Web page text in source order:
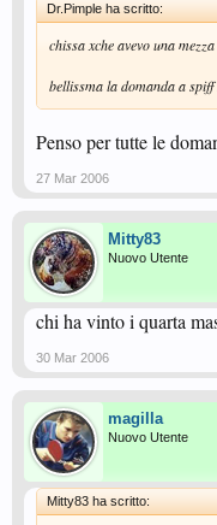
Dr.Pimple ha scritto:
chissa xche avevo una
bellissma la domanda a
Penso per tutte le
27 Mar 2006
Mitty83
Nuovo Utente
chi ha vinto i quarta
30 Mar 2006
magilla
Nuovo Utente
Mitty83 ha scritto: